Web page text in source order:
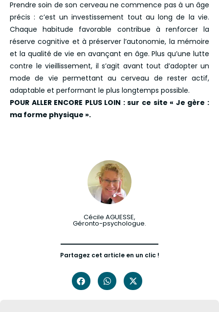
Prendre soin de son cerveau ne commence pas à un âge
précis : c’est un investissement tout au long de la vie.
Chaque habitude favorable contribue à renforcer la
réserve cognitive et à préserver l’autonomie, la mémoire
et la qualité de vie en avançant en âge. Plus qu’une lutte
contre le vieillissement, il s’agit avant tout d’adopter un
mode de vie permettant au cerveau de rester actif,
adaptable et performant le plus longtemps possible.
POUR ALLER ENCORE PLUS LOIN : sur ce site « Je gère :
ma forme physique ».
Cécile AGUESSE,
Géronto-psychologue.
Partagez cet article en un clic !